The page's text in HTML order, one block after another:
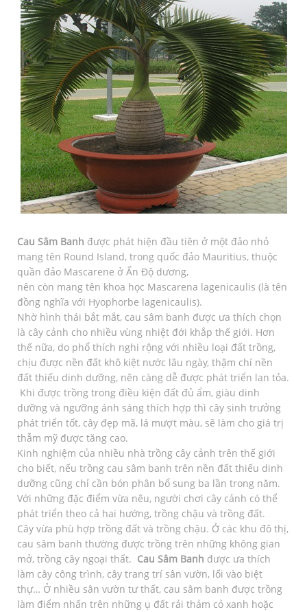
Cau Sâm Banh được phát hiện đầu tiên ở một đảo nhỏ
mang tên Round Island, trong quốc đảo Mauritius, thuộc
quần đảo Mascarene ở Ấn Độ dương,
nên còn mang tên khoa học Mascarena lagenicaulis (là tên
đồng nghĩa với Hyophorbe lagenicaulis).
Nhờ hình thái bắt mắt, cau sâm banh được ưa thích chọn
là cây cảnh cho nhiều vùng nhiệt đới khắp thế giới. Hơn
thế nữa, do phổ thích nghi rộng với nhiều loại đất trồng,
chịu được nền đất khô kiệt nước lâu ngày, thậm chí nền
đất thiếu dinh dưỡng, nên càng dễ được phát triển lan tỏa.
Khi được trồng trong điều kiện đất đủ ẩm, giàu dinh
dưỡng và ngưỡng ánh sáng thích hợp thì cây sinh trưởng
phát triển tốt, cây đẹp mã, lá mượt màu, sẽ làm cho giá trị
thẫm mỹ được tăng cao.
Kinh nghiệm của nhiều nhà trồng cây cảnh trên thế giới
cho biết, nếu trồng cau sâm banh trên nền đất thiếu dinh
dưỡng cũng chỉ cần bón phân bổ sung ba lần trong năm.
Với những đặc điểm vừa nêu, người chơi cây cảnh có thể
phát triển theo cả hai hướng, trồng chậu và trồng đất.
Cây vừa phù hợp trồng đất và trồng chậu. Ở các khu đô thị,
cau sâm banh thường được trồng trên những không gian
mở, trồng cây ngoại thất. Cau Sâm Banh được ưa thích
làm cây công trình, cây trang trí sân vườn, lối vào biệt
thự… Ở nhiều sân vườn tư thất, cau sâm banh được trồng
làm điểm nhấn trên những ụ đất rải thảm cỏ xanh hoặc